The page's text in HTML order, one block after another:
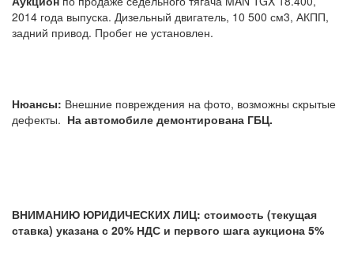
2014 года выпуска. Дизельный двигатель, 10 500 см3, АКПП,
задний привод. Пробег не установлен.
Нюансы: Внешние повреждения на фото, возможны скрытые
дефекты. На автомобиле демонтирована ГБЦ.
ВНИМАНИЮ ЮРИДИЧЕСКИХ ЛИЦ: стоимость (текущая
ставка) указана с 20% НДС и первого шага аукциона 5%